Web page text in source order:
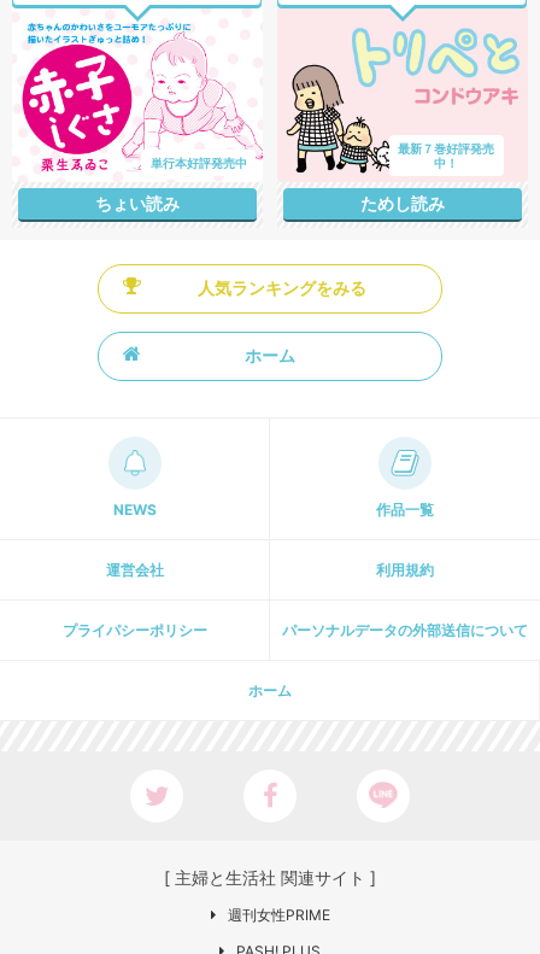
単行本好評発売中
ちょい読み
最新７巻好評発売
中！
ためし読み
人気ランキングをみる
ホーム
NEWS 作品一覧
運営会社 利用規約
プライパシーポリシー パーソナルデータの外部送信について
ホーム
[ 主婦と生活社 関連サイト ]
週刊女性PRIME